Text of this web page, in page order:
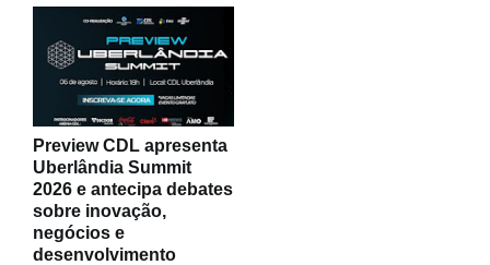
Preview CDL apresenta
Uberlândia Summit
2026 e antecipa debates
sobre inovação,
negócios e
desenvolvimento